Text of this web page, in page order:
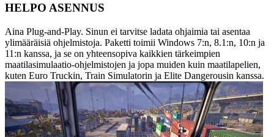
HELPO ASENNUS
Aina Plug-and-Play. Sinun ei tarvitse ladata ohjaimia tai asentaa
ylimääräisiä ohjelmistoja. Paketti toimii Windows 7:n, 8.1:n, 10:n ja
11:n kanssa, ja se on yhteensopiva kaikkien tärkeimpien
maatilasimulaatio-ohjelmistojen ja jopa muiden kuin maatilapelien,
kuten Euro Truckin, Train Simulatorin ja Elite Dangerousin kanssa.